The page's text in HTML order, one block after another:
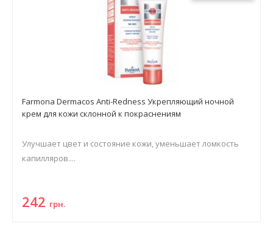
Farmona Dermacos Anti-Redness Укрепляющий ночной
крем для кожи склонной к покраснениям
Улучшает цвет и состояние кожи, уменьшает ломкость
капилляров....
242 грн.